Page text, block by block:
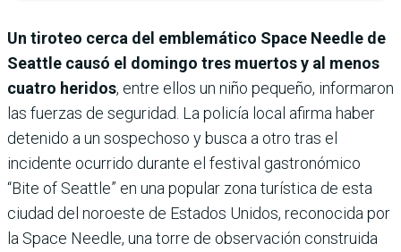
Un tiroteo cerca del emblemático Space Needle de
Seattle causó el domingo tres muertos y al menos
cuatro heridos, entre ellos un niño pequeño, informaron
las fuerzas de seguridad. La policía local afirma haber
detenido a un sospechoso y busca a otro tras el
incidente ocurrido durante el festival gastronómico
“Bite of Seattle” en una popular zona turística de esta
ciudad del noroeste de Estados Unidos, reconocida por
la Space Needle, una torre de observación construida